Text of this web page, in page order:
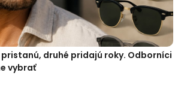
druhé pridajú roky. Odborníci
vybrať